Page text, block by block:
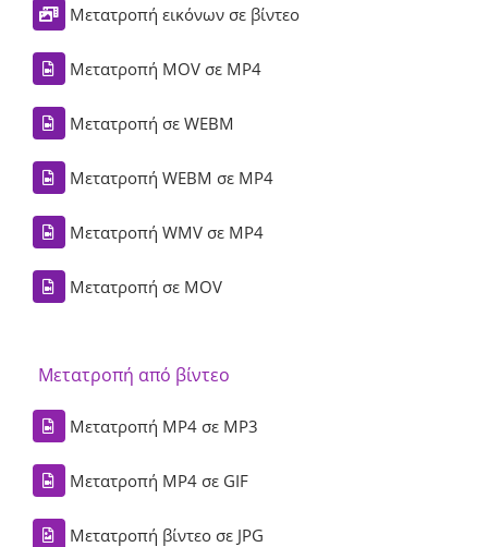
Μετατροπή εικόνων σε βίντεο
Μετατροπή MOV σε MP4
Μετατροπή σε WEBM
Μετατροπή WEBM σε MP4
Μετατροπή WMV σε MP4
Μετατροπή σε MOV
Μετατροπή από βίντεο
Μετατροπή MP4 σε MP3
Μετατροπή MP4 σε GIF
Μετατροπή βίντεο σε JPG